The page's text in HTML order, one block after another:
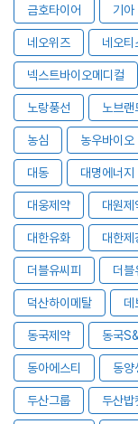
금호타이어 기아
네오위즈 네오티
넥스트바이오메디컬
노랑풍선 노브랜
농심 농우바이오
대동 대명에너지
대웅제약 대원제
대한유화 대한제
더블유씨피 더블
덕산하이메탈 데
동국제약 동국
동아에스티 동양
두산그룹 두산밥